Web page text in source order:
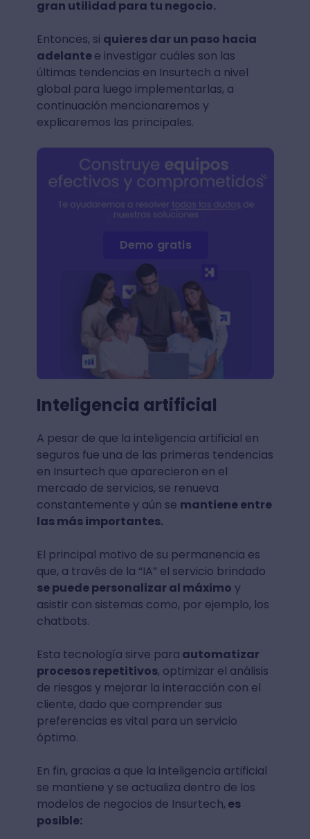
gran utilidad para tu negocio.
Entonces, si quieres dar un paso hacia
adelantee investigar cuáles son las
últimas tendencias en Insurtech a nivel
global para luego implementarlas, a
continuación mencionaremos y
explicaremos las principales.
Demo gratis
Inteligencia artificial
A pesar de que la inteligencia artificial en
seguros fue una de las primeras tendencias
en Insurtech que aparecieron en el
mercado de servicios, se renueva
constantemente y aún se mantiene entre
las más importantes.
El principal motivo de su permanencia es
que, a través de la “IA” el servicio brindado
se puede personalizar al máximo y
asistir con sistemas como, por ejemplo, los
chatbots.
Esta tecnología sirve para automatizar
procesos repetitivos, optimizar el análisis
de riesgos y mejorar la interacción con el
cliente, dado que comprender sus
preferencias es vital para un servicio
óptimo.
En fin, gracias a que la inteligencia artificial
se mantiene y se actualiza dentro de los
modelos de negocios de Insurtech, es
posible: